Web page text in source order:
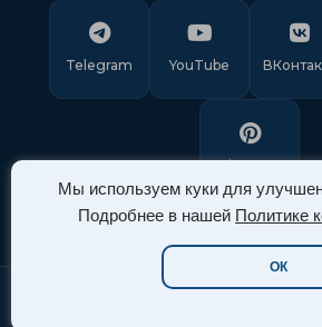
Мы используем куки для
Подробнее в нашей Политике
ОК
Telegram YouTube
Pinterest